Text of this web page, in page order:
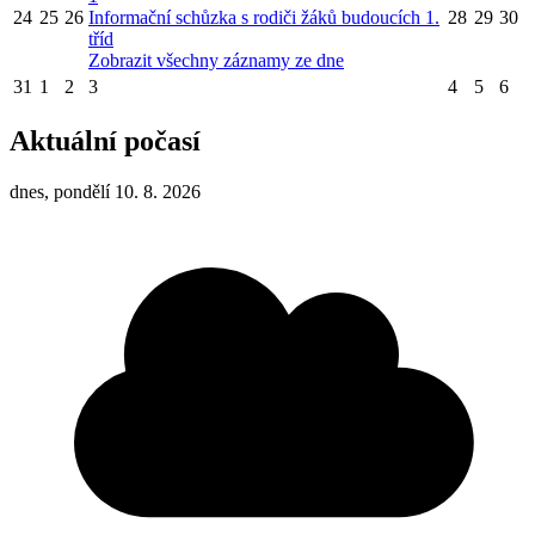
24 25 26 Informační schůzka s rodiči žáků budoucích 1.
tříd
Zobrazit všechny záznamy ze dne
28 29 30
31 1 2 3 4 5 6
Aktuální počasí
dnes, pondělí 10. 8. 2026